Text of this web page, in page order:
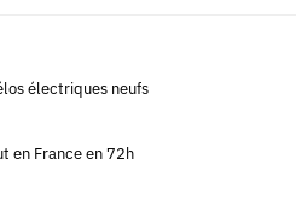
électriques neufs
en France en 72h